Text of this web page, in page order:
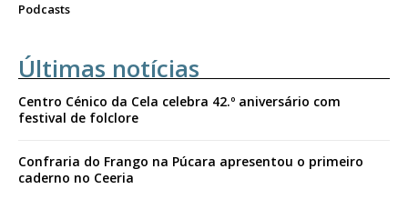
Podcasts
Últimas notícias
Centro Cénico da Cela celebra 42.º aniversário com
festival de folclore
Confraria do Frango na Púcara apresentou o primeiro
caderno no Ceeria